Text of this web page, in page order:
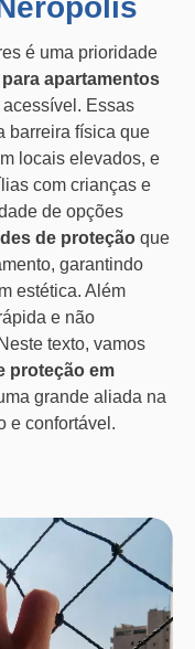
é uma prioridade
apartamentos
Essas
barreira física que
locais elevados, e
com crianças e
de opções
de proteção que
garantindo
estética. Além
e não
texto, vamos
proteção em
grande aliada na
e confortável.